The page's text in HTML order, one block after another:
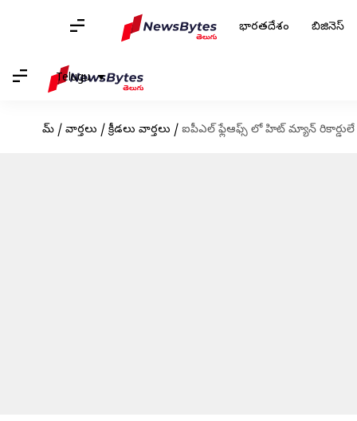
భారతదేశం బిజినెస్
Telugu
హోమ్ / వార్తలు / క్రీడలు వార్తలు / ఐపీఎల్ ఫ్లేఆఫ్స్ లో హిట్ మ్యాన్ రికార్డులే